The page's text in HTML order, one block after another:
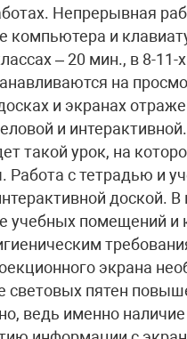
Непрерывная
компьютера и
– 20 мин., в 8-
на
и экранах
и
такой урок, на
с тетрадью и
доской. В
учебных помещений и
экрана
световых пятен
ведь именно